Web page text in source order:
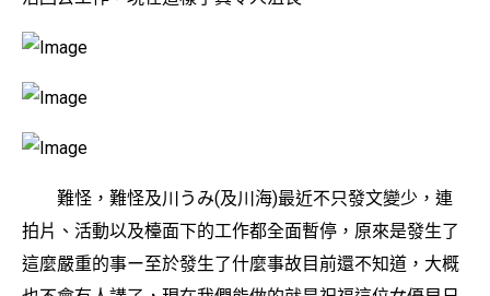
難怪，難怪及川うみ(及川海)最近不只發文變少，連
拍片、活動以及檯面下的工作都全面暫停，原來是發生了
這麼嚴重的事ー至於發生了什麼事故目前還不知道，大概